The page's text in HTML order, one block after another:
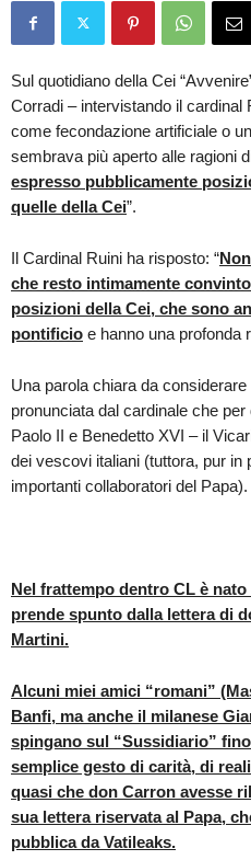
Sul quotidiano della Cei
Corradi – intervistando il cardinal
come fecondazione artificiale o
sembrava più aperto alle ragioni
espresso pubblicamente
quelle della Cei”.
Il Cardinal Ruini ha risposto: “
che resto intimamente
posizioni della Cei, che sono
pontificio e hanno una profonda
Una parola chiara da
pronunciata dal cardinale che
Paolo II e Benedetto XVI – il
dei vescovi italiani (tuttora, pur in
importanti collaboratori del Papa).
Nel frattempo dentro CL è
prende spunto dalla lettera di
Martini.
Alcuni miei amici “romani”
Banfi, ma anche il milanese
spingano sul “Sussidiario”
semplice gesto di carità, di
quasi che don Carron avesse
sua lettera riservata al Papa,
pubblica da Vatileaks.